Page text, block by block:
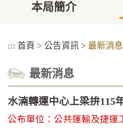
本局簡介
::: 首頁 > 公告資訊 > 最新消息
最新消息
水湳轉運中心上梁拚115
公布單位：公共運輸及捷運